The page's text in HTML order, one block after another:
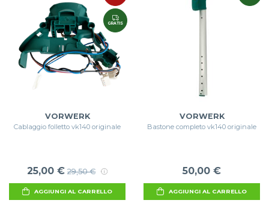
GRATIS
VORWERK
Cablaggio folletto vk140 originale
25,00 € 29,50 €
AGGIUNGI AL CARRELLO
VORWERK
Bastone completo vk140 originale
50,00 €
AGGIUNGI AL CARRELLO